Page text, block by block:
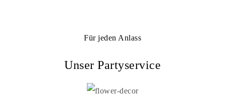
Für jeden Anlass
Unser Partyservice